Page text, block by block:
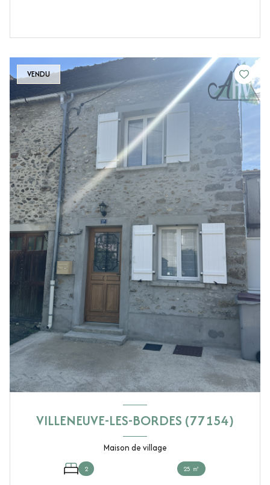
VENDU
VILLENEUVE-LES-BORDES (77154)
Maison de village
2 25 ㎡